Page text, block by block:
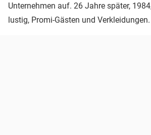
Unternehmen auf. 26 Jahre später,
lustig, Promi-Gästen und Verkleidungen.